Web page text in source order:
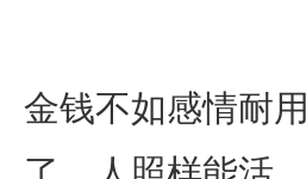
金钱不如感情耐